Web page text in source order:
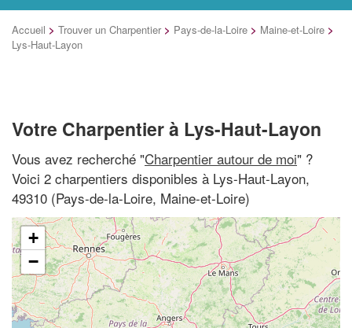
Accueil > Trouver un Charpentier > Pays-de-la-Loire > Maine-et-Loire >
Lys-Haut-Layon
Votre Charpentier à Lys-Haut-Layon
Vous avez recherché "Charpentier autour de moi" ?
Voici 2 charpentiers disponibles à Lys-Haut-Layon,
49310 (Pays-de-la-Loire, Maine-et-Loire)
+
−